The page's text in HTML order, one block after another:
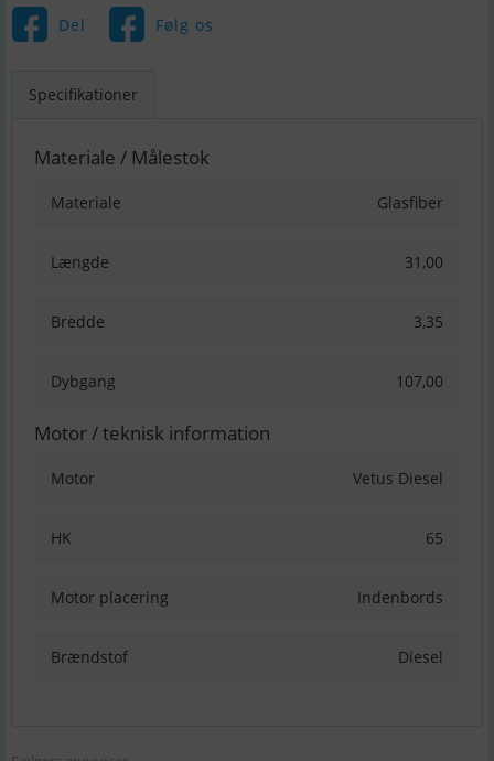
Del Følg os
Specifikationer
Materiale / Målestok
Materiale Glasfiber
Længde 31,00
Bredde 3,35
Dybgang 107,00
Motor / teknisk information
Motor Vetus Diesel
HK 65
Motor placering Indenbords
Brændstof Diesel